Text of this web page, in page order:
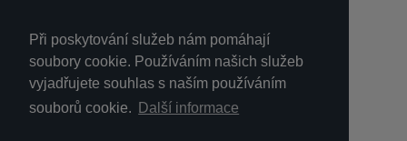
Při poskytování služeb nám pomáhají
soubory cookie. Používáním našich služeb
vyjadřujete souhlas s naším používáním
souborů cookie.
Další informace